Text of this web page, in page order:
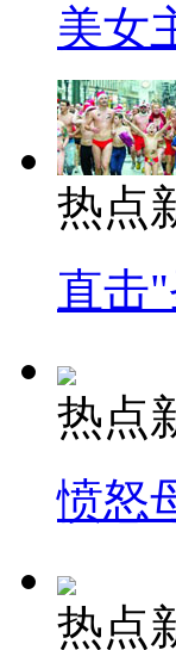
美女
热点
直击
热点
愤怒
热点